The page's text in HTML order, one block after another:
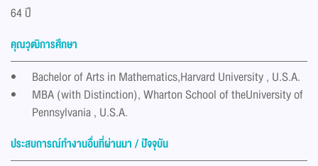
64 ปี
คุณวุฒิการศึกษา
Bachelor of Arts in Mathematics,Harvard University , U.S.A.
MBA (with Distinction), Wharton School of theUniversity of
Pennsylvania , U.S.A.
ประสบการณ์ทำงานอื่นที่ผ่านมา / ปัจจุบัน